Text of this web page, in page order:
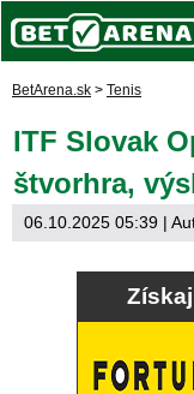
BetArena.sk > Tenis
ITF Slovak
štvorhra,
06.10.2025 05:39 |